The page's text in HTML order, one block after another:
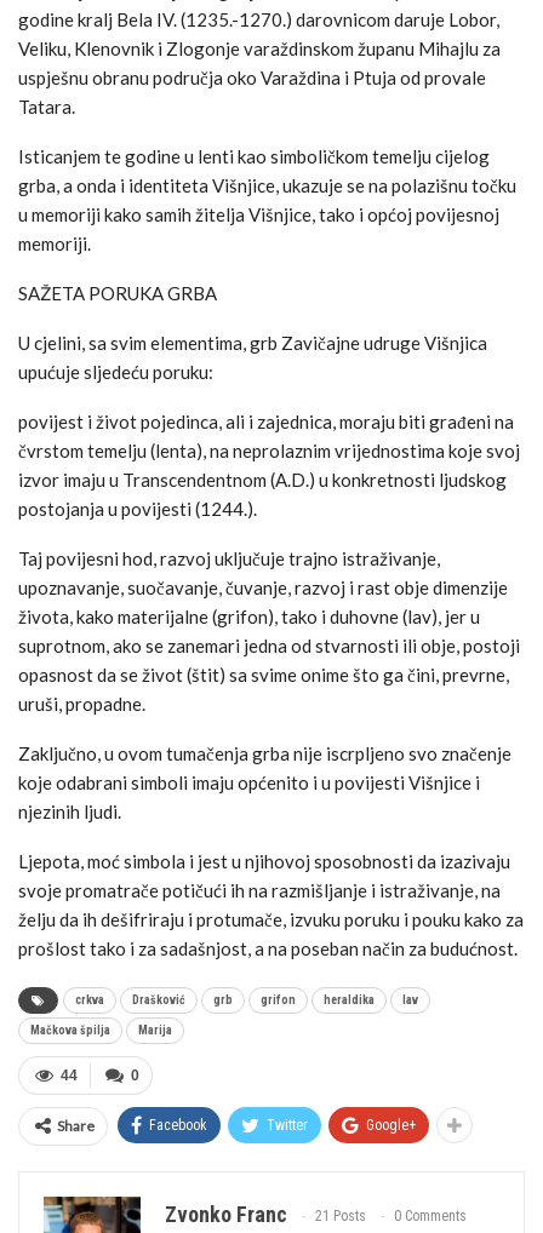
godine kralj Bela IV. (1235.-1270.) darovnicom daruje Lobor,
Veliku, Klenovnik i Zlogonje varaždinskom županu Mihajlu za
uspješnu obranu područja oko Varaždina i Ptuja od provale
Tatara.
Isticanjem te godine u lenti kao simboličkom temelju cijelog
grba, a onda i identiteta Višnjice, ukazuje se na polazišnu točku
u memoriji kako samih žitelja Višnjice, tako i općoj povijesnoj
memoriji.
SAŽETA PORUKA GRBA
U cjelini, sa svim elementima, grb Zavičajne udruge Višnjica
upućuje sljedeću poruku:
povijest i život pojedinca, ali i zajednica, moraju biti građeni na
čvrstom temelju (lenta), na neprolaznim vrijednostima koje svoj
izvor imaju u Transcendentnom (A.D.) u konkretnosti ljudskog
postojanja u povijesti (1244.).
Taj povijesni hod, razvoj uključuje trajno istraživanje,
upoznavanje, suočavanje, čuvanje, razvoj i rast obje dimenzije
života, kako materijalne (grifon), tako i duhovne (lav), jer u
suprotnom, ako se zanemari jedna od stvarnosti ili obje, postoji
opasnost da se život (štit) sa svime onime što ga čini, prevrne,
uruši, propadne.
Zaključno, u ovom tumačenja grba nije iscrpljeno svo značenje
koje odabrani simboli imaju općenito i u povijesti Višnjice i
njezinih ljudi.
Ljepota, moć simbola i jest u njihovoj sposobnosti da izazivaju
svoje promatrače potičući ih na razmišljanje i istraživanje, na
želju da ih dešifriraju i protumače, izvuku poruku i pouku kako za
prošlost tako i za sadašnjost, a na poseban način za budućnost.
crkva Drašković grb grifon heraldika lav
Mačkova špilja Marija
0
44
Share Facebook Twitter Google+
Zvonko Franc 21 Posts 0 Comments